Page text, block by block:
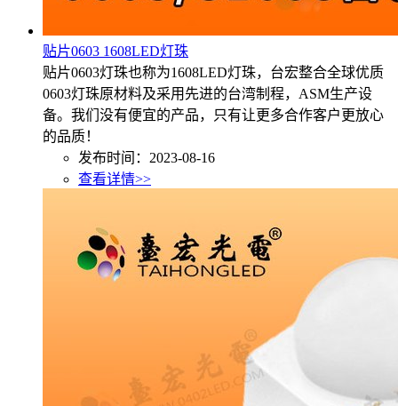
贴片0603 1608LED灯珠
贴片0603灯珠也称为1608LED灯珠，台宏整合全球优质
0603灯珠原材料及采用先进的台湾制程，ASM生产设
备。我们没有便宜的产品，只有让更多合作客户更放心
的品质！
发布时间：2023-08-16
查看详情>>